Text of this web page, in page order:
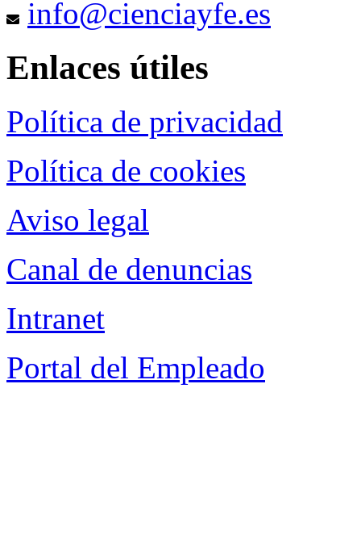
info@cienciayfe.es
Enlaces útiles
Política de privacidad
Política de cookies
Aviso legal
Canal de denuncias
Intranet
Portal del Empleado